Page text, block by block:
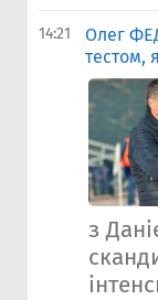
14:21
Олег
тестом,
з